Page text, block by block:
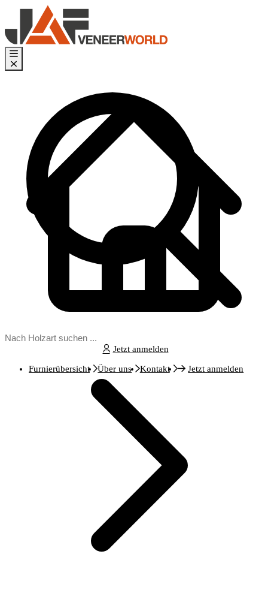
Jetzt anmelden
Furnierübersicht Über uns Kontakt Jetzt anmelden